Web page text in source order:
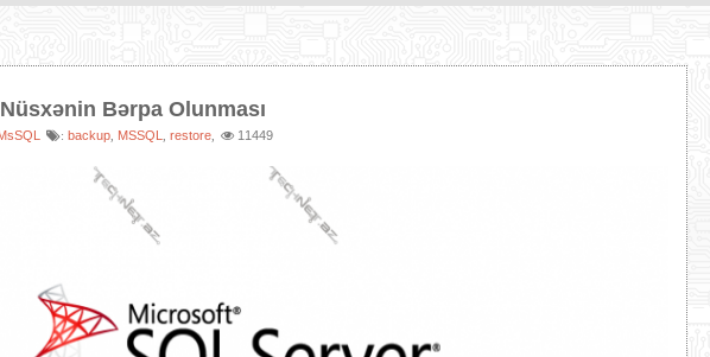
Bərpa Olunması
: backup MSSQL restore 11449